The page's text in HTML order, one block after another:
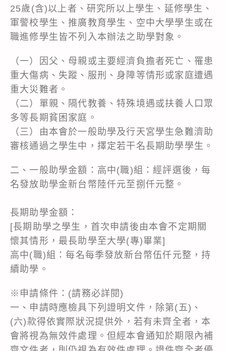
25歲(含)以上者、研究所以上學生、延修學生、
軍警校學生、推廣教育學生、空中大學學生或在
職進修學生皆不列入本辦法之助學對象。
（一）因父、母親或主要經濟負擔者死亡、罹患
重大傷病、失蹤、服刑、身障等情形或家庭遭遇
重大災難者。
（二）單親、隔代教養、特殊境遇或扶養人口眾
多等長期貧困家庭。
（三）由本會於一般助學及行天宮學生急難濟助
審核通過之學生中，擇定若干名長期助學學生。
二、一般助學金額：高中(職)組：經評選後，每
名發放助學金新台幣陸仟元至捌仟元整。
長期助學金額：
[長期助學之學生，首次申請後由本會不定期關
懷其情形，最長助學至大學(專)畢業]
高中(職)組：每名每季發放新台幣伍仟元整，持
續助學。
※申請條件：(請務必詳閱)
一、申請時應檢具下列證明文件，除第(五)、
(六)款得依實際狀況提供外，若有未齊全者，本
會將視為無效件處理。但經本會通知於期限內補